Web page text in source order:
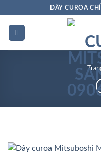
dung
DÂY CUROA